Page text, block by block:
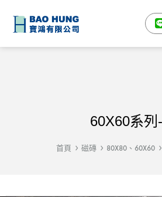
60X60系列
首頁 磁磚 80X80、60X60